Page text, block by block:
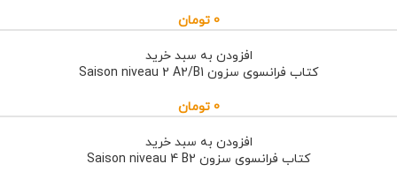
0 تومان
افزودن به سبد خرید
کتاب فرانسوی سزون Saison niveau 2 A2/B1
0 تومان
افزودن به سبد خرید
کتاب فرانسوی سزون Saison niveau 4 B2